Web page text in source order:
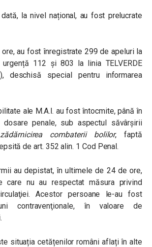
la nivel național, au fost prelucrate
au fost înregistrate 299 de apeluri la
112 și 803 la linia TELVERDE
deschisă special pentru informarea
ale M.A.I. au fost întocmite, până în
penale, sub aspectul săvârșirii
zădărnicirea combaterii bolilor, faptă
de art. 352 alin. 1 Cod Penal.
au depistat, în ultimele de 24 de ore,
care nu au respectat măsura privind
Acestor persoane le-au fost
contravenţionale, în valoare de
situația cetățenilor români aflați în alte